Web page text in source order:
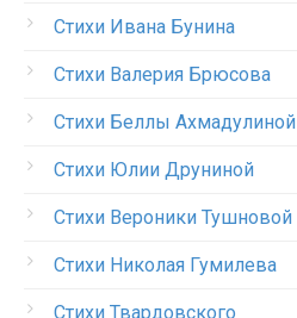
Стихи Ивана Бунина
Стихи Валерия Брюсова
Стихи Беллы Ахмадулиной
Стихи Юлии Друниной
Стихи Вероники Тушновой
Стихи Николая Гумилева
Стихи Твардовского